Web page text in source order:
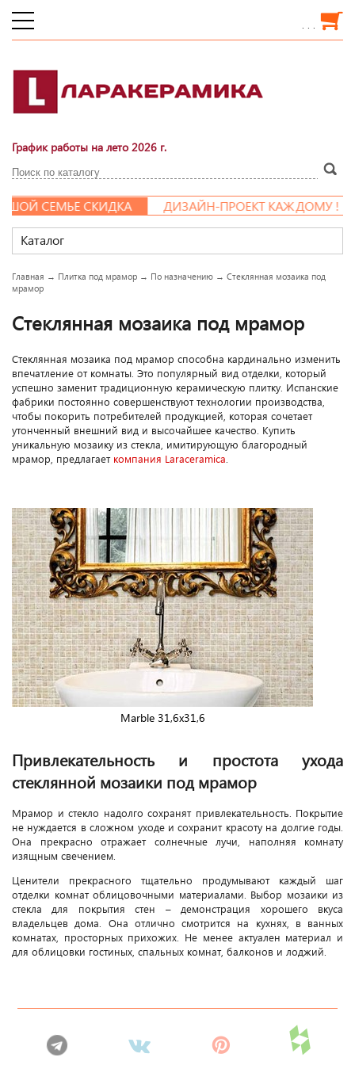
. . .
График работы на лето 2026 г.
СЕМЬЕ СКИДКА
ДИЗАЙН-ПРОЕКТ КАЖДОМУ !
Каталог
Главная → Плитка под мрамор → По назначению → Стеклянная мозаика под
мрамор
Стеклянная мозаика под мрамор
Стеклянная мозаика под мрамор способна кардинально изменить
впечатление от комнаты. Это популярный вид отделки, который
успешно заменит традиционную керамическую плитку. Испанские
фабрики постоянно совершенствуют технологии производства,
чтобы покорить потребителей продукцией, которая сочетает
утонченный внешний вид и высочайшее качество. Купить
уникальную мозаику из стекла, имитирующую благородный
мрамор, предлагает компания Laraceramica.
Marble 31,6x31,6
Привлекательность и простота ухода
стеклянной мозаики под мрамор
Мрамор и стекло надолго сохранят привлекательность. Покрытие
не нуждается в сложном уходе и сохранит красоту на долгие годы.
Она прекрасно отражает солнечные лучи, наполняя комнату
изящным свечением.
Ценители прекрасного тщательно продумывают каждый шаг
отделки комнат облицовочными материалами. Выбор мозаики из
стекла для покрытия стен – демонстрация хорошего вкуса
владельцев дома. Она отлично смотрится на кухнях, в ванных
комнатах, просторных прихожих. Не менее актуален материал и
для облицовки гостиных, спальных комнат, балконов и лоджий.